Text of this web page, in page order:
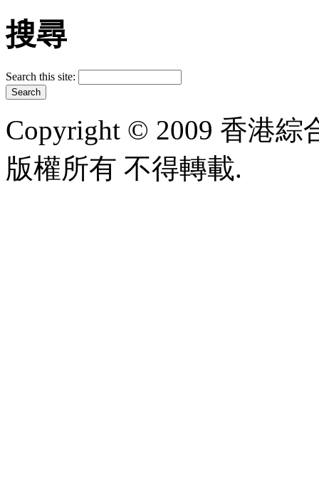
搜尋
Search this site:
Copyright © 2009 香港綜
版權所有 不得轉載.